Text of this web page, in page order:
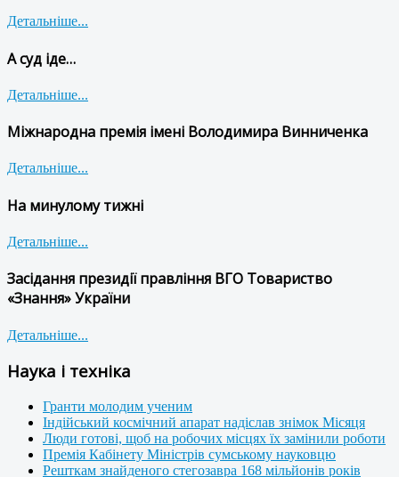
Детальніше...
А суд іде…
Детальніше...
Міжнародна премія імені Володимира Винниченка
Детальніше...
На минулому тижні
Детальніше...
Засідання президії правління ВГО Товариство
«Знання» України
Детальніше...
Наука і техніка
Гранти молодим ученим
Індійський космічний апарат надіслав знімок Місяця
Люди готові, щоб на робочих місцях їх замінили роботи
Премія Кабінету Міністрів сумському науковцю
Решткам знайденого стегозавра 168 мільйонів років